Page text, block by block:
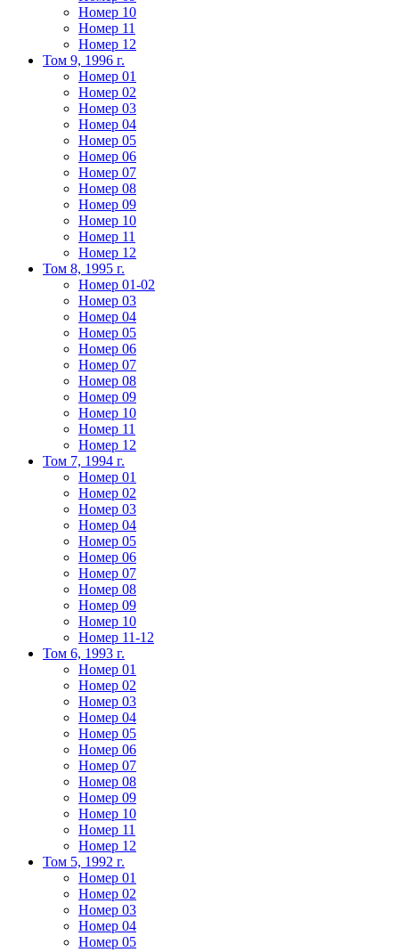
Номер 10
Номер 11
Номер 12
Том 9, 1996 г.
Номер 01
Номер 02
Номер 03
Номер 04
Номер 05
Номер 06
Номер 07
Номер 08
Номер 09
Номер 10
Номер 11
Номер 12
Том 8, 1995 г.
Номер 01-02
Номер 03
Номер 04
Номер 05
Номер 06
Номер 07
Номер 08
Номер 09
Номер 10
Номер 11
Номер 12
Том 7, 1994 г.
Номер 01
Номер 02
Номер 03
Номер 04
Номер 05
Номер 06
Номер 07
Номер 08
Номер 09
Номер 10
Номер 11-12
Том 6, 1993 г.
Номер 01
Номер 02
Номер 03
Номер 04
Номер 05
Номер 06
Номер 07
Номер 08
Номер 09
Номер 10
Номер 11
Номер 12
Том 5, 1992 г.
Номер 01
Номер 02
Номер 03
Номер 04
Номер 05